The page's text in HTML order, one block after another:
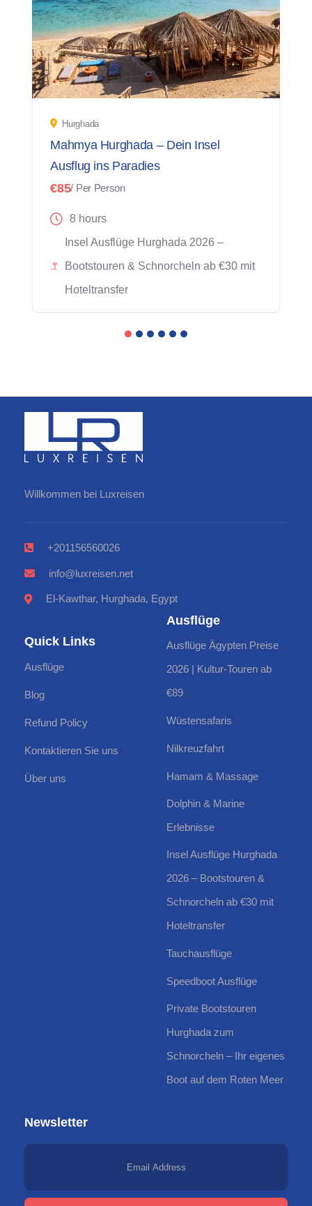
Hurghada
Mahmya Hurghada – Dein Insel
Ausflug ins Paradies
€85/ Per Person
8 hours
Insel Ausflüge Hurghada 2026 –
Bootstouren & Schnorcheln ab €30 mit
Hoteltransfer
Willkommen bei Luxreisen
+201156560026
info@luxreisen.net
El-Kawthar, Hurghada, Egypt
Quick Links
Ausflüge
Blog
Refund Policy
Kontaktieren Sie uns
Über uns
Ausflüge
Ausflüge Ägypten Preise
2026 | Kultur-Touren ab
€89
Wüstensafaris
Nilkreuzfahrt
Hamam & Massage
Dolphin & Marine
Erlebnisse
Insel Ausflüge Hurghada
2026 – Bootstouren &
Schnorcheln ab €30 mit
Hoteltransfer
Tauchausflüge
Speedboot Ausflüge
Private Bootstouren
Hurghada zum
Schnorcheln – Ihr eigenes
Boot auf dem Roten Meer
Newsletter